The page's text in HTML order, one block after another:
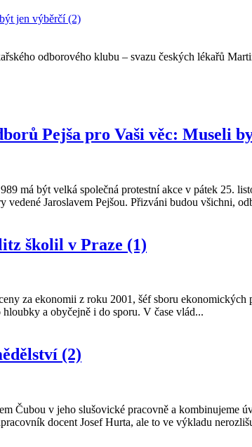
jen výběrčí (2)
odborového klubu – svazu českých lékařů
Pejša pro Vaši věc: Museli
má být velká společná protestní akce v pátek 25.
vedené Jaroslavem Pejšou. Přizváni budou všichni,
školil v Praze (1)
za ekonomii z roku 2001, šéf sboru
a obyčejně i do sporu. V čase vlád...
(2)
Čubou v jeho slušovické pracovně a
docent Josef Hurta, ale to ve výkladu